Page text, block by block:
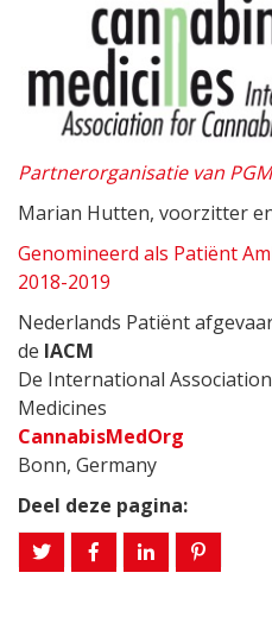
Partnerorganisatie van
Marian Hutten, voorzitter
Genomineerd als Patiënt
2018-2019
Nederlands Patiënt
de IACM
De International
Medicines
CannabisMedOrg
Bonn, Germany
Deel deze pagina: